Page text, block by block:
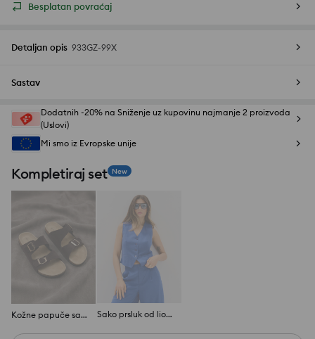
Besplatan povraćaj
Detaljan opis 933GZ-99X
Sastav
Dodatnih -20% na Sniženje uz kupovinu najmanje 2 proizvoda
(Uslovi)
Mi smo iz Evropske unije
Kompletiraj set New
Kožne papuče sa dva antilop kaiša Sako prsluk od liocela sa mešavinom lana